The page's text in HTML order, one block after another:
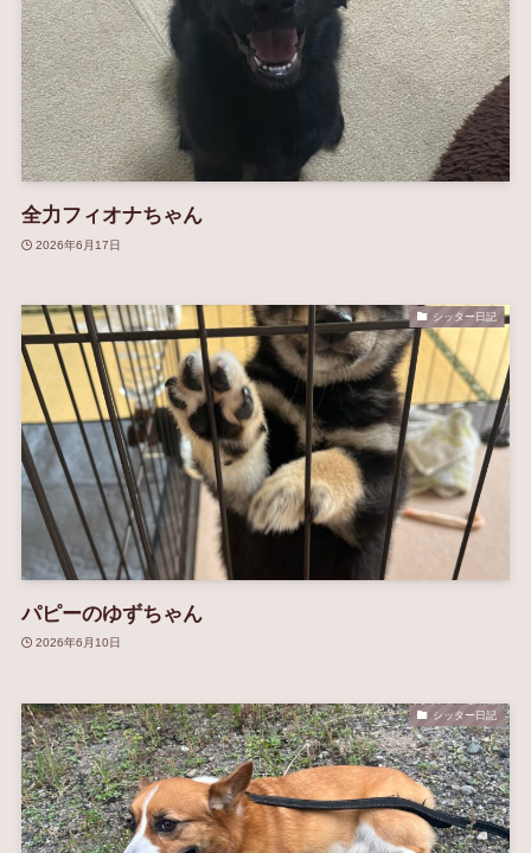
全力フィオナちゃん
2026年6月17日
シッター日記
パピーのゆずちゃん
2026年6月10日
シッター日記